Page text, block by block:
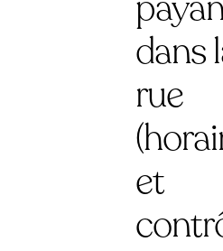
dans
rue
et